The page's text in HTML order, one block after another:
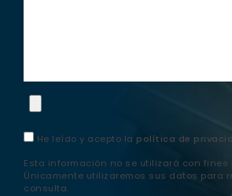
He leído y acepto la política de
Esta información no se utilizará con fines
Únicamente utilizaremos sus datos para
consulta.